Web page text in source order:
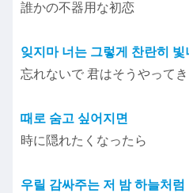
誰かの不器用な初恋
잊지마 너는 그렇게 찬란히 빛
忘れないで 君はそうやって
때로 숨고 싶어지면
時に隠れたくなったら
우릴 감싸주는 저 밤 하늘처럼